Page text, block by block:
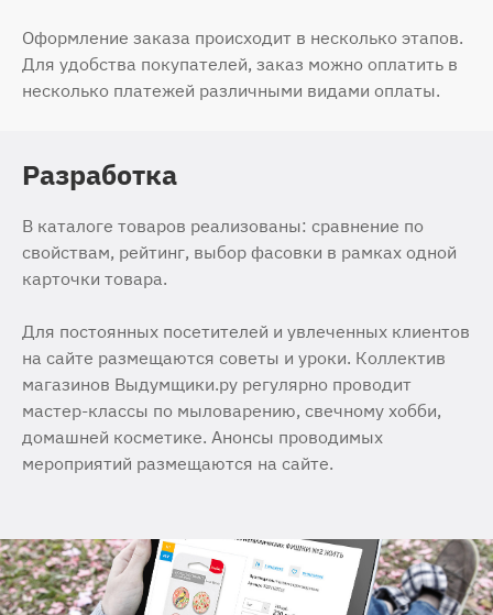
Оформление заказа происходит в несколько этапов.
Для удобства покупателей, заказ можно оплатить в
несколько платежей различными видами оплаты.
Разработка
В каталоге товаров реализованы: сравнение по
свойствам, рейтинг, выбор фасовки в рамках одной
карточки товара.
Для постоянных посетителей и увлеченных клиентов
на сайте размещаются советы и уроки. Коллектив
магазинов Выдумщики.ру регулярно проводит
мастер-классы по мыловарению, свечному хобби,
домашней косметике. Анонсы проводимых
мероприятий размещаются на сайте.